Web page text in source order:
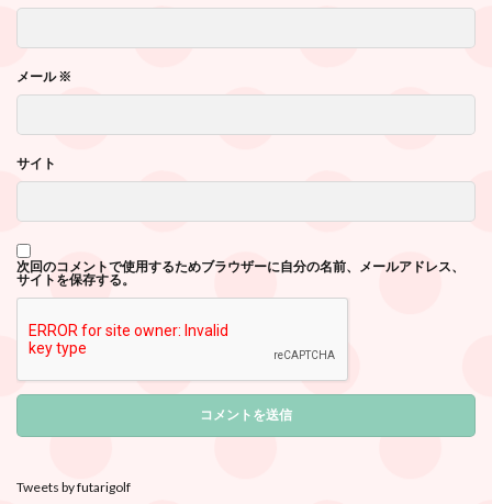
メール※
サイト
次回のコメントで使用するためブラウザーに自分の名前、メールアドレス、
サイトを保存する。
Tweets by futarigolf